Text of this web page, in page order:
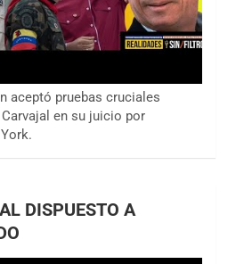
aceptó pruebas cruciales
en su juicio por
DISPUESTO A